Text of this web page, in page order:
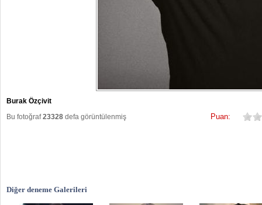
Burak Özçivit
Bu fotoğraf23328 defa görüntülenmiş Puan:
Diğer deneme Galerileri